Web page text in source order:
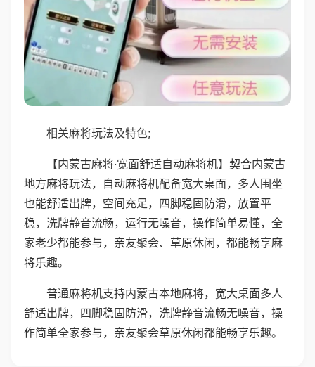
相关麻将玩法及特色;
【内蒙古麻将·宽面舒适自动麻将机】契合内蒙古
地方麻将玩法，自动麻将机配备宽大桌面，多人围坐
也能舒适出牌，空间充足，四脚稳固防滑，放置平
稳，洗牌静音流畅，运行无噪音，操作简单易懂，全
家老少都能参与，亲友聚会、草原休闲，都能畅享麻
将乐趣。
普通麻将机支持内蒙古本地麻将，宽大桌面多人
舒适出牌，四脚稳固防滑，洗牌静音流畅无噪音，操
作简单全家参与，亲友聚会草原休闲都能畅享乐趣。